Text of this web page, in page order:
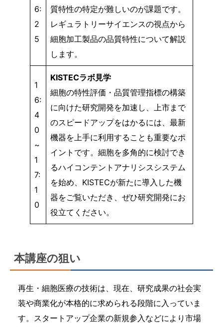
6:
2
5
質特性の特定が難しいのが課題です。
レギュラトリーサイエンスの視点から
細胞加工製品の品質特性について解説
します。​
1
6:
4
0
~
1
7:
1
0
KISTECラボ見学
細胞の特性評価・品質管理指標の構築
に向けた研究開発を加速し、上市まで
のスピードアップをはかるには、最新
機器を上手に利用することも重要なポ
イントです。細胞を多角的に検討でき
るハイコンテントアナリシスシステム
を始め、KISTECが新たに導入した機
器をご覧いただき、ぜひ研究開発にお
役立てください。​
本講座の狙い
再生・細胞医療の技術は、現在、研究成果の社会実
装や商業化が本格的に求められる段階に入っていま
す。スタートアップ企業の新規参入などにより市場